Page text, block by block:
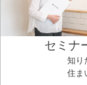
セミナ
知り
住ま